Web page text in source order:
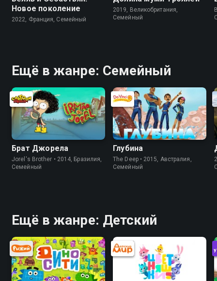
Новое поколение
2022, Франция, Cемейный
2019, Великобритания,
Cемейный
Ещё в жанре: Cемейный
Брат Джорела
Jorel's Brother • 2014, Бразилия,
Cемейный
Глубина
The Deep • 2015, Австралия,
Cемейный
Ещё в жанре: Детский